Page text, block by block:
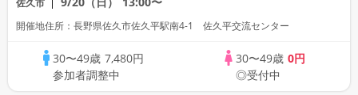
佐久市
開催地住所：長野県佐久市佐久平駅南4-1 佐久平交流センター
30〜49歳 7,480円
参加者調整中
30〜49歳 0円
◎受付中